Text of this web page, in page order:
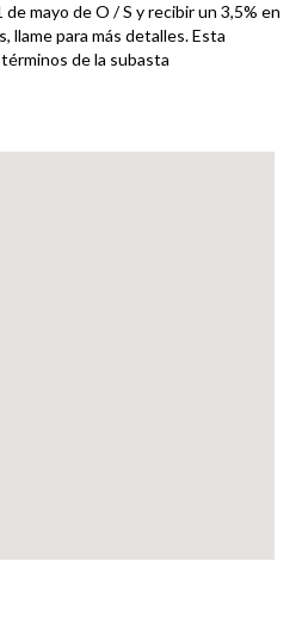
mayo de O / S y recibir un 3,5% en
llame para más detalles. Esta
de la subasta